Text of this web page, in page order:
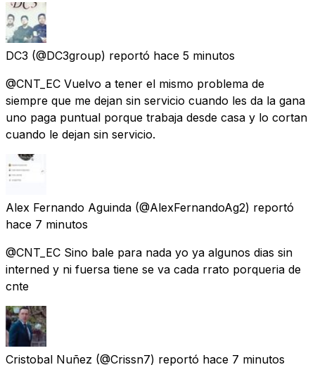
DC3 (@DC3group) reportó hace 5 minutos
@CNT_EC Vuelvo a tener el mismo problema de
siempre que me dejan sin servicio cuando les da la gana
uno paga puntual porque trabaja desde casa y lo cortan
cuando le dejan sin servicio.
Alex Fernando Aguinda (@AlexFernandoAg2) reportó
hace 7 minutos
@CNT_EC Sino bale para nada yo ya algunos dias sin
interned y ni fuersa tiene se va cada rrato porqueria de
cnte
Cristobal Nuñez (@Crissn7) reportó hace 7 minutos